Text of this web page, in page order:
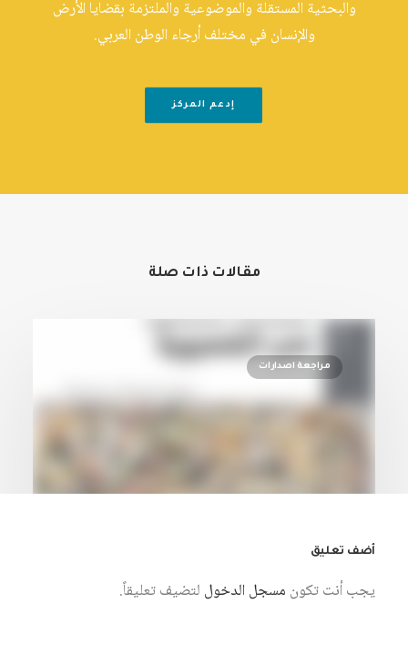
والبحثية المستقلة والموضوعية والملتزمة بقضايا الأرض
والإنسان في مختلف أرجاء الوطن العربي.
إدعم المركز
مقالات ذات صلة
مراجعة اصدارات
28 يوليو، 2026
أضف تعليق
يجب أنت تكون مسجل الدخول لتضيف تعليقاً.